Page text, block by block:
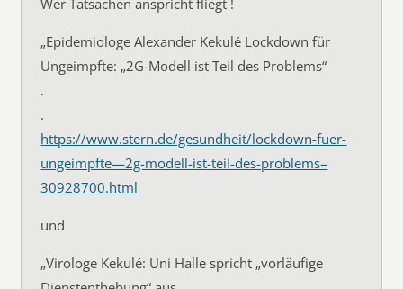
„Epidemiologe Alexander Kekulé Lockdown für
Ungeimpfte: „2G-Modell ist Teil des Problems“
.
.
https://www.stern.de/gesundheit/lockdown-fuer-
ungeimpfte—2g-modell-ist-teil-des-problems–
30928700.html
und
„Virologe Kekulé: Uni Halle spricht „vorläufige